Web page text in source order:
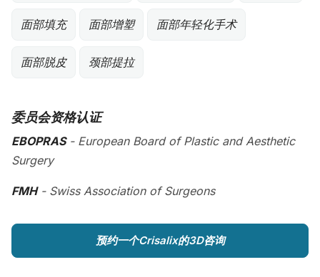
面部填充 面部增塑 面部年轻化手术
面部脱皮 颈部提拉
委员会资格认证
EBOPRAS- European Board of Plastic and Aesthetic
Surgery
FMH- Swiss Association of Surgeons
预约一个Crisalix的3D咨询